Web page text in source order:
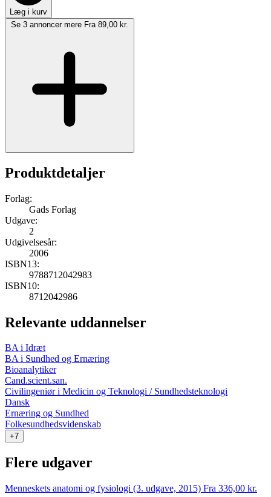
Læg i kurv
Se 3 annoncer mere Fra 89,00 kr.
Produktdetaljer
Forlag:
Gads Forlag
Udgave:
2
Udgivelsesår:
2006
ISBN13:
9788712042983
ISBN10:
8712042986
Relevante uddannelser
BA i Idræt
BA i Sundhed og Ernæring
Bioanalytiker
Cand.scient.san.
Civilingeniør i Medicin og Teknologi / Sundhedsteknologi
Dansk
Ernæring og Sundhed
Folkesundhedsvidenskab
+7
Flere udgaver
Menneskets anatomi og fysiologi (3. udgave, 2015) Fra 336,00 kr.